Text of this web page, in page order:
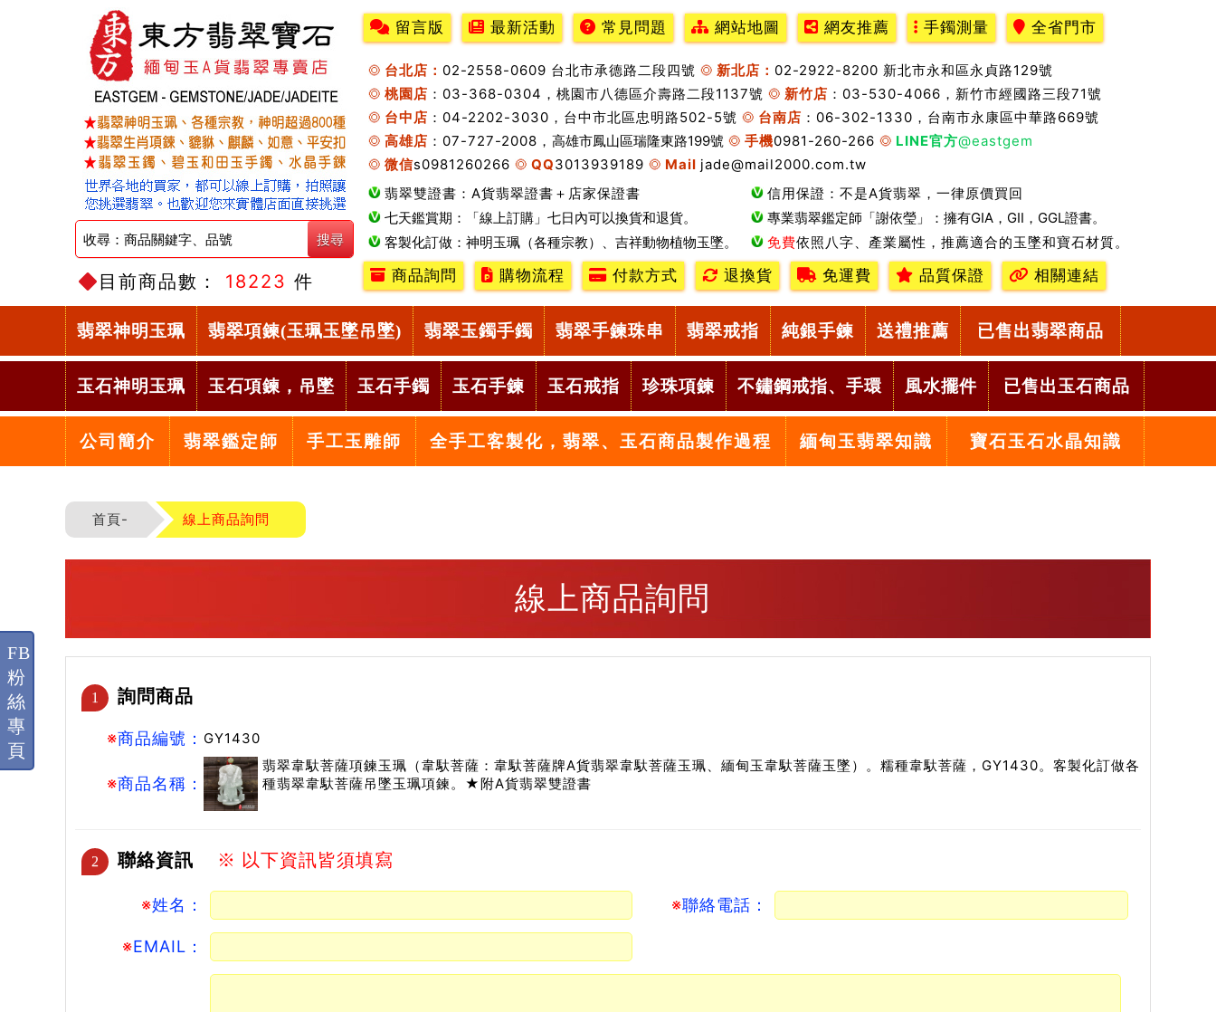
目前商品數： 18223 件
留言版 最新活動 常見問題 網站地圖 網友推薦 手鐲測量 全省門市
台北店： 02-2558-0609 台北市承德路二段四號 新北店： 02-2922-8200 新北市永和區永貞路129號
桃園店 ：03-368-0304，桃園市八德區介壽路二段1137號 新竹店 ：03-530-4066，新竹市經國路三段71號
台中店 ：04-2202-3030，台中市北區忠明路502-5號 台南店 ：06-302-1330，台南市永康區中華路669號
高雄店 ：07-727-2008， 高雄市鳳山區瑞隆東路199號 手機0981-260-266 LINE官方@eastgem
微信s0981260266 QQ3013939189 Mail jade@mail2000.com.tw
翡翠雙證書：A貨翡翠證書＋店家保證書
信用保證：不是A貨翡翠，一律原價買回
七天鑑賞期：「線上訂購」七日內可以換貨和退貨。
專業翡翠鑑定師「謝依瑩」：擁有GIA，GII，GGL證書。
客製化訂做：神明玉珮（各種宗教）、吉祥動物植物玉墜。
免費依照八字、產業屬性，推薦適合的玉墜和寶石材質。
商品詢問
購物流程 付款方式 退換貨 免運費 品質保證 相關連結
翡翠神明玉珮 翡翠項鍊(玉珮玉墜吊墜) 翡翠玉鐲手鐲 翡翠手鍊珠串 翡翠戒指 純銀手鍊 送禮推薦 已售出翡翠商品
玉石神明玉珮 玉石項鍊，吊墜 玉石手鐲 玉石手鍊 玉石戒指 珍珠項鍊 不鏽鋼戒指、手環 風水擺件 已售出玉石商品
公司簡介 翡翠鑑定師 手工玉雕師 全手工客製化，翡翠、玉石商品製作過程 緬甸玉翡翠知識 寶石玉石水晶知識
首頁- 線上商品詢問
線上商品詢問
1 詢問商品
※商品編號： GY1430
※商品名稱：
翡翠韋馱菩薩項鍊玉珮（韋馱菩薩：韋馱菩薩牌A貨翡翠韋馱菩薩玉珮、緬甸玉韋馱菩薩玉墜）。糯種韋馱菩薩，GY1430。客製化訂做各
種翡翠韋馱菩薩吊墜玉珮項鍊。★附A貨翡翠雙證書
2 聯絡資訊 ※ 以下資訊皆須填寫
※姓名： ※聯絡電話：
※EMAIL：
FB
粉
絲
專
頁